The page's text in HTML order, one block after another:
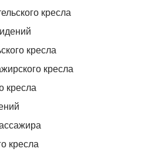
кресла
кресла
кресла
кресла
кресла